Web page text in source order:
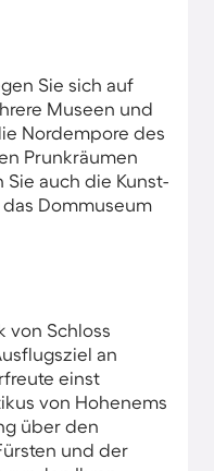
Sie sich auf
Museen und
Nordempore des
Prunkräumen
auch die Kunst-
Dommuseum
von Schloss
an
einst
von Hohenems
über den
und der